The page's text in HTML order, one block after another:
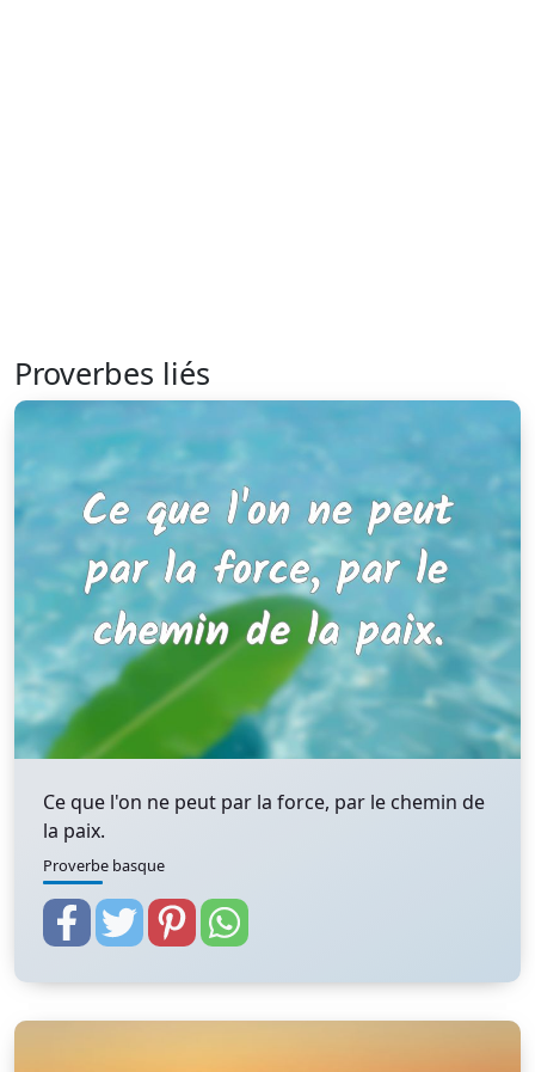
Proverbes liés
Ce que l'on ne peut par la force, par le chemin de
la paix.
Proverbe basque